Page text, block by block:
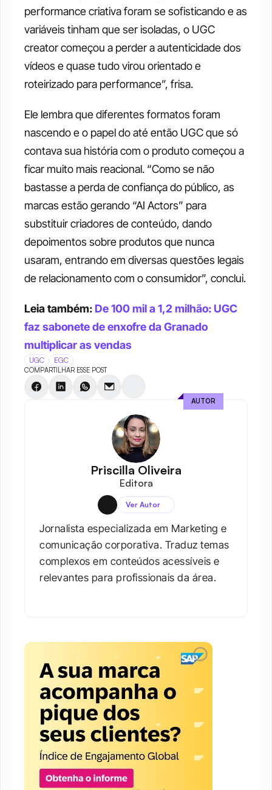
performance criativa foram se sofisticando e as
variáveis tinham que ser isoladas, o UGC
creator começou a perder a autenticidade dos
vídeos e quase tudo virou orientado e
roteirizado para performance”, frisa.
Ele lembra que diferentes formatos foram
nascendo e o papel do até então UGC que só
contava sua história com o produto começou a
ficar muito mais reacional. “Como se não
bastasse a perda de confiança do público, as
marcas estão gerando “AI Actors” para
substituir criadores de conteúdo, dando
depoimentos sobre produtos que nunca
usaram, entrando em diversas questões legais
de relacionamento com o consumidor”, conclui.
Leia também: De 100 mil a 1,2 milhão: UGC
faz sabonete de enxofre da Granado
multiplicar as vendas
UGC EGC
COMPARTILHAR ESSE POST
Priscilla Oliveira
Editora
Ver Autor
Jornalista especializada em Marketing e
comunicação corporativa. Traduz temas
complexos em conteúdos acessíveis e
relevantes para profissionais da área.​
AUTOR